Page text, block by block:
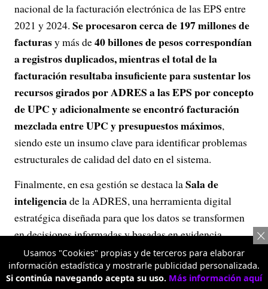
nacional de la facturación electrónica de las EPS entre
2021 y 2024. Se procesaron cerca de 197 millones de
facturasy más de40 billones de pesos correspondían
a registros duplicados, mientras el total de la
facturación resultaba insuficiente para sustentar los
recursos girados por ADRES a las EPS por concepto
de UPC y adicionalmente se encontró facturación
mezclada entre UPC y presupuestos máximos,
siendo este un insumo clave para identificar problemas
estructurales de calidad del dato en el sistema.
Finalmente, en esa gestión se destaca laSala de
inteligenciade la ADRES, una herramienta digital
estratégica diseñada para que los datos se transformen
en decisiones informadas y basadas en evidencia,
facilitando la consulta de indicadores clave sobre
recaudo, auditoría y pago del sector salud. Su propósito
es fortalecer la transparencia en la administración de los
Usamos "Cookies" propias y de terceros para elaborar
información estadística y mostrarle publicidad personalizada.
Si continúa navegando acepta su uso. Más información aquí